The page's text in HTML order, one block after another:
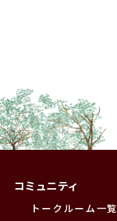
コミュニティ
トークルーム一覧